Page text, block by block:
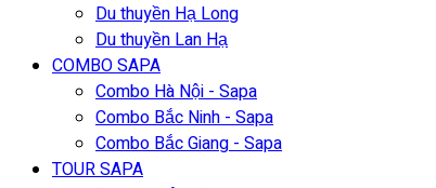
Du thuyền Hạ Long
Du thuyền Lan Hạ
COMBO SAPA
Combo Hà Nội - Sapa
Combo Bắc Ninh - Sapa
Combo Bắc Giang - Sapa
TOUR SAPA